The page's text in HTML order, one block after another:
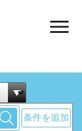
条件を追加